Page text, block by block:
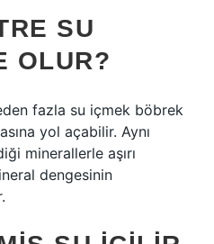
SU
OLUR?
fazla su içmek böbrek
yol açabilir. Aynı
minerallerle aşırı
dengesinin